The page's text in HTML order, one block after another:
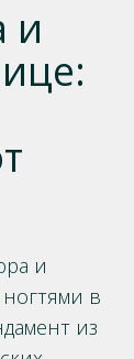
и
и
в
из